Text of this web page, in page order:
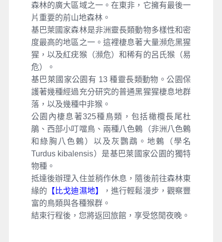
森林的廣大區域之一。在東非，它擁有最後一
片重要的前山地森林。
基巴萊國家森林是非洲靈長類動物多樣性和密
度最高的地區之一。這裡棲息著大量瀕危黑猩
猩，以及紅疣猴（瀕危）和稀有的呂氏猴（易
危）。
基巴萊國家公園有 13 種靈長類動物。公園保
護著幾種經過充分研究的普通黑猩猩棲息地群
落，以及幾種中非猴。
公園內棲息著325種鳥類，包括橄欖長尾杜
鵑、西部小叮噹鳥、兩種八色鶇（非洲八色鶇
和綠胸八色鶇）以及灰鸚鵡。地鶇（學名
Turdus kibalensis）是基巴萊國家公園的獨特
物種。
抵達後辦理入住並稍作休息，隨後前往森林東
緣的 【比戈迪濕地】
，進行輕鬆漫步，觀察豐
富的鳥類與各種猴群。
結束行程後，您將返回旅館，享受悠閒夜晚。